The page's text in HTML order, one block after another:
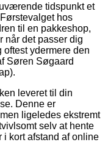
tidspunkt et
hos
til en pakkeshop,
når det passer dig
oftest ydermere den
Søren Søgaard
leveret til din
Denne er
ligeledes ekstremt
selv at hente
i kort afstand af online